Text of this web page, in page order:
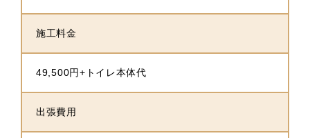
施工料金
49,500円+トイレ本体代
出張費用